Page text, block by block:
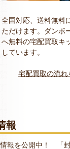
全国対応、送料無料
ただけます。ダンボ
へ無料の宅配買取キ
しています。
宅配買取の流れ
報
情報を公開中！